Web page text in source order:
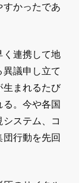
かったであ
連携して地
議申し立て
生まれるたび
。今や各国
ステム、コ
行動を先回